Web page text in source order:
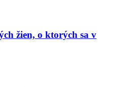
žien, o ktorých sa v